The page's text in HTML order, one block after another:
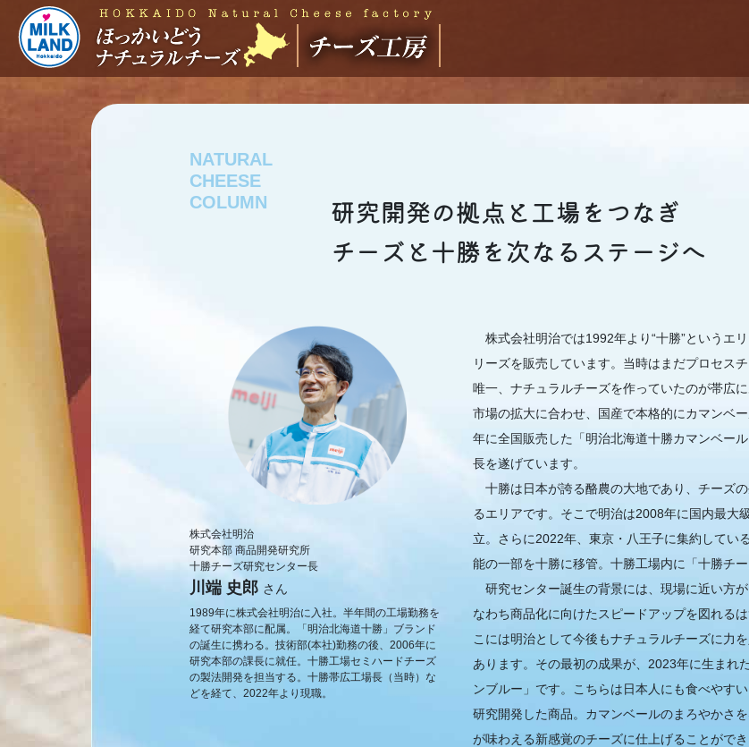
NATURAL
CHEESE
COLUMN
研究開発の拠点と工場をつなぎ
チーズと十勝を次なるステージへ
株式会社明治
研究本部 商品開発研究所
十勝チーズ研究センター長
川端 史郎 さん
1989年に株式会社明治に入社。半年間の工場勤務を
経て研究本部に配属。「明治北海道十勝」ブランド
の誕生に携わる。技術部(本社)勤務の後、2006年に
研究本部の課長に就任。十勝工場セミハードチーズ
の製法開発を担当する。十勝帯広工場長（当時）な
どを経て、2022年より現職。
株式会社明治では1992年より“十勝”というエ
リーズを販売しています。当時はまだプロセス
唯一、ナチュラルチーズを作っていたのが帯広
市場の拡大に合わせ、国産で本格的にカマンベ
年に全国販売した「明治北海道十勝カマンベー
長を遂げています。
十勝は日本が誇る酪農の大地であり、チーズ
るエリアです。そこで明治は2008年に国内最大
立。さらに2022年、東京・八王子に集約してい
能の一部を十勝に移管。十勝工場内に「十勝チ
研究センター誕生の背景には、現場に近い方
なわち商品化に向けたスピードアップを図れる
こには明治として今後もナチュラルチーズに力
あります。その最初の成果が、2023年に生まれ
ンブルー」です。こちらは日本人にも食べやす
研究開発した商品。カマンベールのまろやかさ
が味わえる新感覚のチーズに仕上げることができ